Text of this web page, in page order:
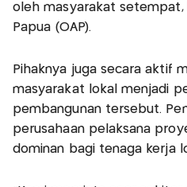
oleh masyarakat setempat,
Papua (OAP).
Pihaknya juga secara aktif
masyarakat lokal menjadi
pembangunan tersebut.
perusahaan pelaksana
dominan bagi tenaga kerja